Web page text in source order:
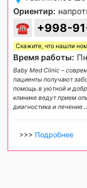
Ориентир:
☎ +998-
Скажите, что нашли
Время работы:
Baby Med Clinic –
пациенты получают
помощь в уютной и
клинике ведут прием
диагностика и лечение
>>> Подробнее